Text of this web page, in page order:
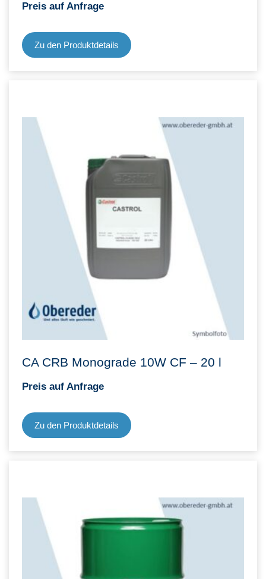
Preis auf Anfrage
Zu den Produktdetails
CA CRB Monograde 10W CF – 20 l
Preis auf Anfrage
Zu den Produktdetails